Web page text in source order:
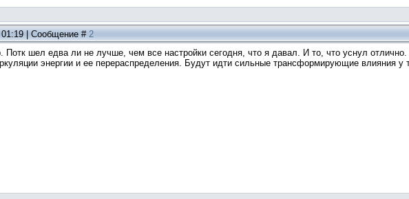
| Сообщение #2
Потк шел едва ли не лучше, чем все настройки сегодня, что я давал. И то, что уснул
энергии и ее перераспределения. Будут идти сильные трансформирующие влияния у